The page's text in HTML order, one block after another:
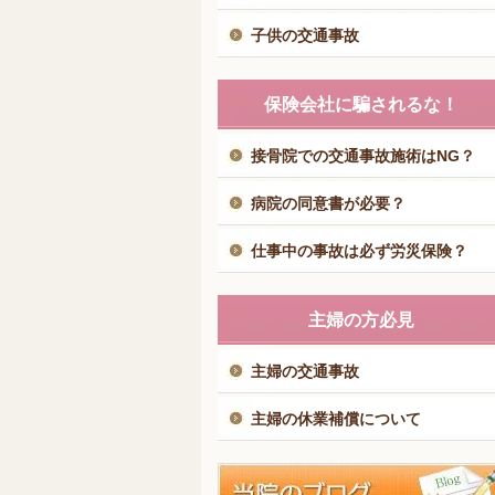
子供の交通事故
保険会社に騙されるな！
接骨院での交通事故施術はNG？
病院の同意書が必要？
仕事中の事故は必ず労災保険？
主婦の方必見
主婦の交通事故
主婦の休業補償について